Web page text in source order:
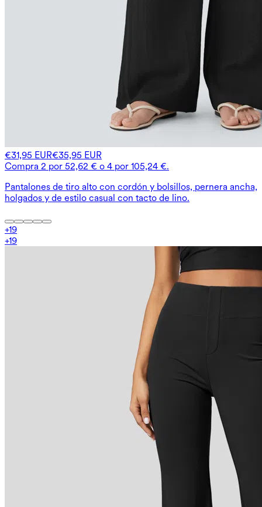
€31,95 EUR€35,95 EUR
Compra 2 por 52,62 € o 4 por 105,24 €.
Pantalones de tiro alto con cordón y bolsillos, pernera ancha,
holgados y de estilo casual con tacto de lino.
+19
+19